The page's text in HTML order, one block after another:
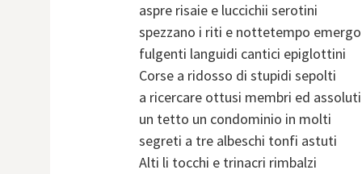
aspre risaie e luccichii serotini
spezzano i riti e nottetempo
fulgenti languidi cantici epiglottini
Corse a ridosso di stupidi sepolti
a ricercare ottusi membri ed assoluti
un tetto un condominio in molti
segreti a tre albeschi tonfi astuti
Alti li tocchi e trinacri rimbalzi